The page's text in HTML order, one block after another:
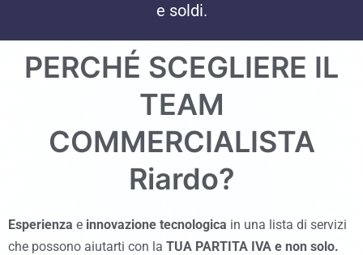
e soldi.
PERCHÉ SCEGLIERE IL
TEAM
COMMERCIALISTA
Riardo?
Esperienza e innovazione tecnologica in una lista di servizi
che possono aiutarti con la TUA PARTITA IVA e non solo.